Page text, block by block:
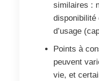
similaires :
d’usage
Points à
peuvent
vie, et